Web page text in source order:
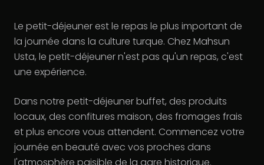
Le petit-déjeuner est le repas le plus important de
la journée dans la culture turque. Chez Mahsun
Usta, le petit-déjeuner n'est pas qu'un repas, c'est
une expérience.
Dans notre petit-déjeuner buffet, des produits
locaux, des confitures maison, des fromages frais
et plus encore vous attendent. Commencez votre
journée en beauté avec vos proches dans